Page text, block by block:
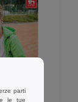
parti
le tue